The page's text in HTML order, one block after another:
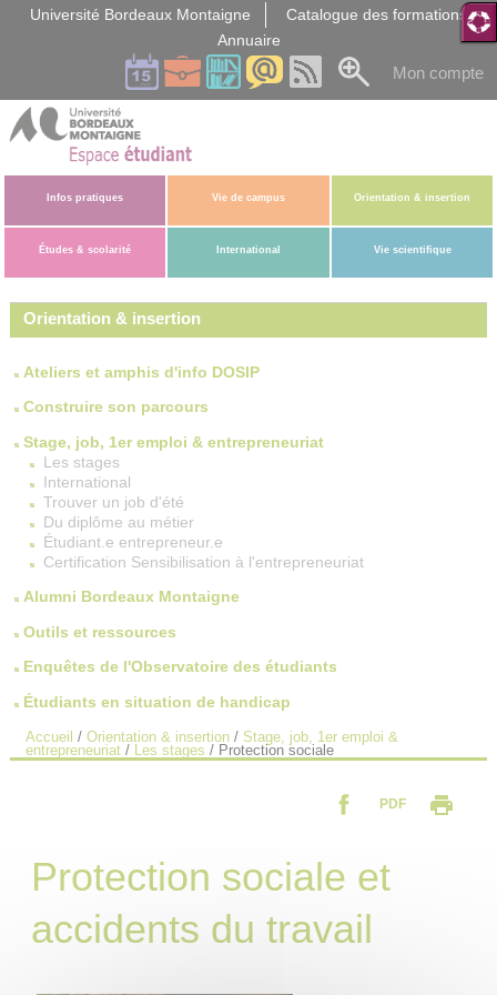
Université Bordeaux Montaigne
Catalogue des formations
Annuaire
Mon compte
Infos pratiques Vie de campus Orientation & insertion
Études & scolarité International Vie scientifique
Orientation & insertion
Ateliers et amphis d'info DOSIP
Construire son parcours
Stage, job, 1er emploi & entrepreneuriat
Les stages
International
Trouver un job d'été
Du diplôme au métier
Étudiant.e entrepreneur.e
Certification Sensibilisation à l'entrepreneuriat
Alumni Bordeaux Montaigne
Outils et ressources
Enquêtes de l'Observatoire des étudiants
Étudiants en situation de handicap
Accueil / Orientation & insertion/ Stage, job, 1er emploi &
entrepreneuriat/ Les stages / Protection sociale
PDF
Protection sociale et
accidents du travail
Gestion des cookies